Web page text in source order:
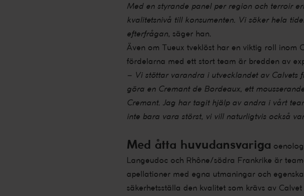
Med en styrande panel per region och terroir
kvalitetsnivå till konsumenten. Vi söker hela
efterfrågan, säger han.
Även om Tueux tveklöst har en viktig roll inom
fördelarna med ett stort team är bredden av
– Vi stöttar varandra i utvecklandet av
göra en Cremant de Bordeaux, ett
Cremant. Jag har tagit hjälp av andra i vårt
inte bara vara störst, vi vill naturligtvis också
Med åtta huvudansvariga
Langeudoc och Rhône/södra Frankrike är
apellationer med egna utmaningar och
säkerhetsställa den kvalitet som krävs av